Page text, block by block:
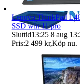
Lenovo ThinkPad
SSD win 11 pro
Sluttid13:25 8 aug
Pris:2 499 kr,Köp nu.